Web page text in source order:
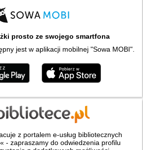
prosto ze swojego smartfona
jest w aplikacji mobilnej "Sowa MOBI".
z portalem e-usług bibliotecznych
« - zapraszamy do odwiedzenia profilu